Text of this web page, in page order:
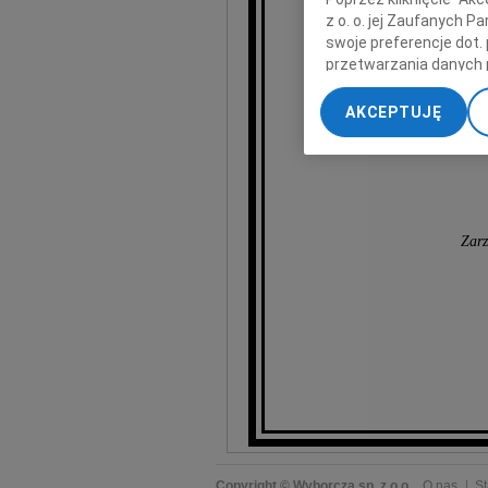
z o. o. jej Zaufanych
swoje preferencje dot.
przetwarzania danych
„Ustawienia
My, nasi Zaufani
dokładnych danych
Przechowywanie
treści, badnie
AKCEPTUJĘ